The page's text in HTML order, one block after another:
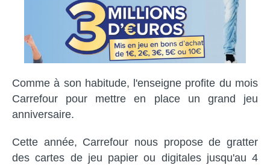
Comme à son habitude, l'enseigne profite du mois
Carrefour pour mettre en place un grand jeu
anniversaire.
Cette année, Carrefour nous propose de gratter
des cartes de jeu papier ou digitales jusqu'au 4